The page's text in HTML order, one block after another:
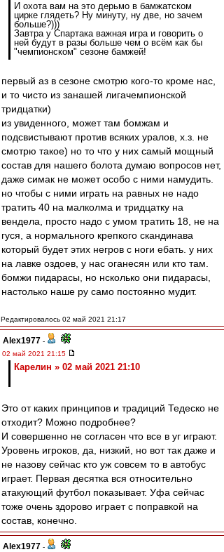
И охота вам на это дерьмо в бамжатском
цирке глядеть? Ну минуту, ну две, но зачем
больше?)))
Завтра у Спартака важная игра и говорить о
ней будут в разы больше чем о всём как бы
"чемпионском" сезоне бамжей!
первый аз в сезоне смотрю кого-то кроме нас,
и то чисто из занашей лигачемпионской
тридцатки)
из увиденного, может там бомжам и
подсвистывают против всяких уралов, х.з. не
смотрю такое) но то что у них самый мощный
состав для нашего болота думаю вопросов нет,
даже симак не может особо с ними намудить.
но чтобы с ними играть на равных не надо
тратить 40 на малколма и тридцатку на
вендела, просто надо с умом тратить 18, не на
гуся, а нормального крепкого скандинава
который будет этих негров с ноги ебать. у них
на лавке оздоев, у нас оганесян или кто там.
бомжи пидарасы, но нсколько они пидарасы,
настолько наше ру само постоянно мудит.
Редактировалось 02 май 2021 21:17
Alex1977 -
02 май 2021 21:15
Карелин » 02 май 2021 21:10
Это от каких принципов и традиций Тедеско не
отходит? Можно подробнее?
И совершенно не согласен что все в уг играют.
Уровень игроков, да, низкий, но вот так даже и
не назову сейчас кто уж совсем то в автобус
играет. Первая десятка вся относительно
атакующий футбол показывает. Уфа сейчас
тоже очень здорово играет с поправкой на
состав, конечно.
Alex1977 -